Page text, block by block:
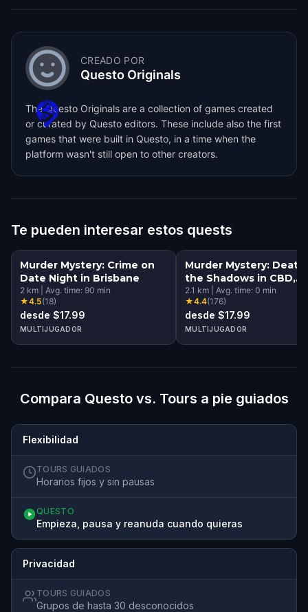
CREADO POR
Questo Originals
The Questo Originals are a collection of games created
or curated by Questo editors. These include also the first
games that were built in Questo, in a time when the
platform wasn't still open to other creators.
Te pueden interesar estos quests
Murder Mystery: Crime on
Date Night in Brisbane
2 km Avg. time: 90 min
★4.5(18)
desde $17.99
MULTIJUGADOR
Murder Mystery: Death
the Shadows in CBD,
Brisbane
2.1 km Avg. time: 0 min
★4.4(176)
desde $17.99
MULTIJUGADOR
Compara Questo vs. Tours a pie guiados
Flexibilidad
TOURS GUIADOS
Horarios fijos y sin pausas
QUESTO
Empieza, pausa y reanuda cuando quieras
Privacidad
TOURS GUIADOS
Grupos de hasta 30 desconocidos